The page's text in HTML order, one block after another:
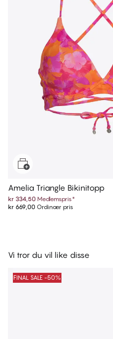
Amelia Triangle Bikinitopp
kr 334,50 Medlemspris*
kr 669,00 Ordinær pris
Vi tror du vil like disse
FINAL SALE -50%